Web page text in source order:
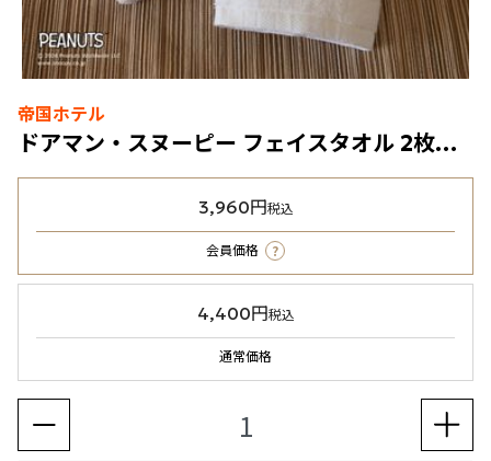
帝国ホテル
ドアマン・スヌーピー フェイスタオル 2枚組（写真右）
3,960円税込
会員価格 ?
4,400円税込
通常価格